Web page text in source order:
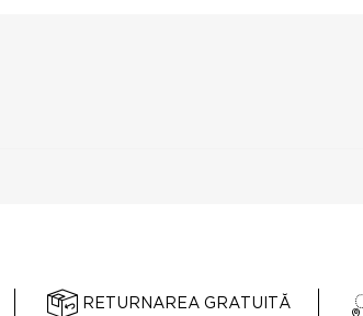
RETURNAREA GRATUITĂ